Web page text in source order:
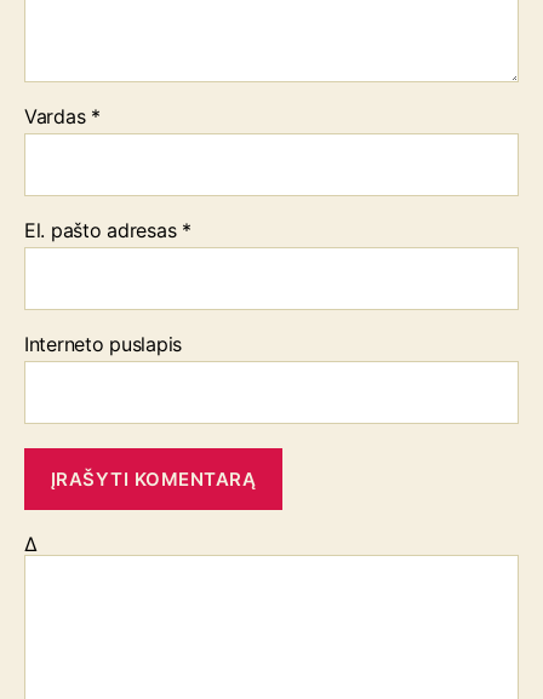
Vardas *
El. pašto adresas *
Interneto puslapis
Δ